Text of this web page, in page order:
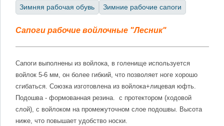
Зимняя рабочая обувь Зимние рабочие сапоги
Сапоги рабочие войлочные "Лесник"
Сапоги выполнены из войлока, в голенище используется
войлок 5-6 мм, он более гибкий, что позволяет ноге хорошо
сгибаться. Союзка изготовлена из войлока+лицевая юфть.
Подошва - формованная резина. с протектором (ходовой
слой), с войлоком на промежуточном слое подошвы. Высота
ниже, что повышает удобство носки.